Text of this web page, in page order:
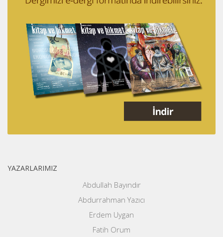
YAZARLARIMIZ
Abdullah Bayındır
Abdurrahman Yazıcı
Erdem Uygan
Fatih Orum